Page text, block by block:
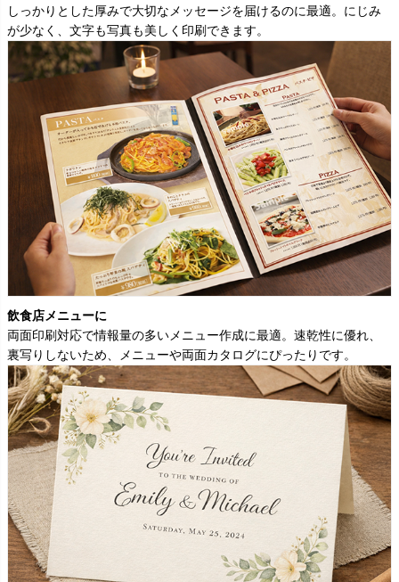
しっかりとした厚みで大切なメッセージを届けるのに最適。にじみ
が少なく、文字も写真も美しく印刷できます。
飲食店メニューに
両面印刷対応で情報量の多いメニュー作成に最適。速乾性に優れ、
裏写りしないため、メニューや両面カタログにぴったりです。